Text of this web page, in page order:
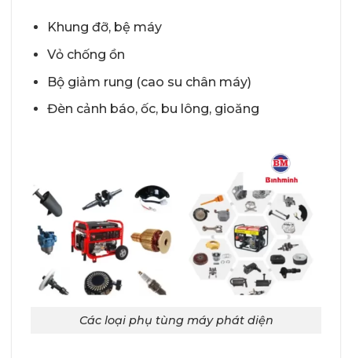
Khung đỡ, bệ máy
Vỏ chống ồn
Bộ giảm rung (cao su chân máy)
Đèn cảnh báo, ốc, bu lông, gioăng
Các loại phụ tùng máy phát diện